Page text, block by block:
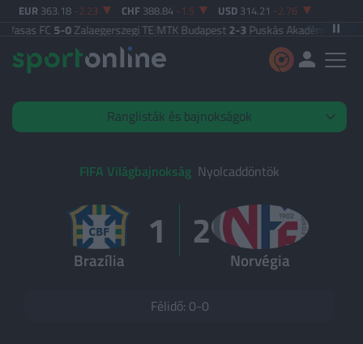
EUR 363.18 -2.23 CHF 388.84 -1.5 USD 314.21 -2.76
FC5-0 Zalaegerszegi TE|MTK Budapest2-3Puskás Akadémia|
Ranglisták és bajnokságok
OTP Bank Liga
FIFA Világbajnokság Nyolcaddöntök
Brazília
1 2
Norvégia
Félidő: 0-0